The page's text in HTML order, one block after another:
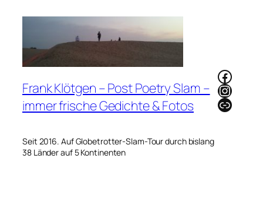
Frank Klötgen – Post Poetry Slam –
immer frische Gedichte & Fotos
Seit 2016. Auf Globetrotter-Slam-Tour durch bislang
38 Länder auf 5 Kontinenten
Link